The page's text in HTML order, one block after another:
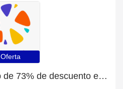
Oferta
Klook: Enorme ahorro de 73% de descuento en toda la web sólo durante este mes